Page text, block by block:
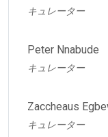
キュレーター
Peter Nnabude
キュレーター
Zaccheaus
キュレーター